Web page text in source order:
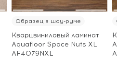
Образец в шоу-руме
Кварцвиниловый ламинат
Aquafloor Space Nuts XL
AF4079NXL